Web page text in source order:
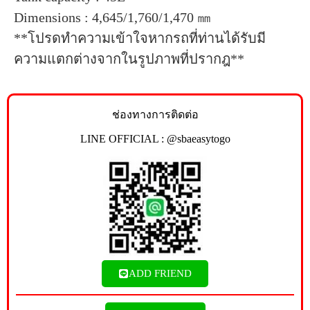
Dimensions : 4,645/1,760/1,470 ㎜
**โปรดทำความเข้าใจหากรถที่ท่านได้รับมี
ความแตกต่างจากในรูปภาพที่ปรากฎ**
ช่องทางการติดต่อ
LINE OFFICIAL : @sbaeasytogo
ADD FRIEND